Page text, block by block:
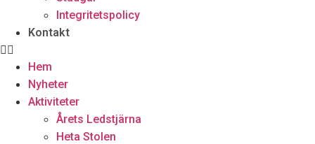
Integritetspolicy
Kontakt
Hem
Nyheter
Aktiviteter
Årets Ledstjärna
Heta Stolen